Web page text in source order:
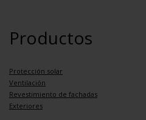
Productos
Protección solar
Ventilación
Revestimiento de fachadas
Exteriores